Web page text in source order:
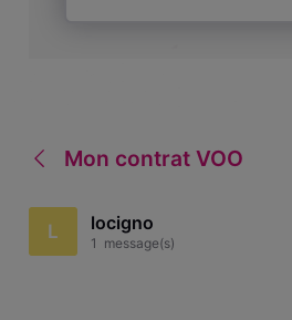
Mon contrat VOO
L locigno
1 message(s)